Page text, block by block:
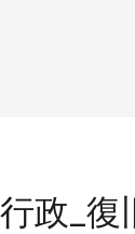
政_